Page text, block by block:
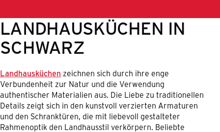
LANDHAUSKÜCHEN IN
SCHWARZ
Landhausküchen zeichnen sich durch ihre enge
Verbundenheit zur Natur und die Verwendung
authentischer Materialien aus. Die Liebe zu traditionellen
Details zeigt sich in den kunstvoll verzierten Armaturen
und den Schranktüren, die mit liebevoll gestalteter
Rahmenoptik den Landhausstil verkörpern. Beliebte